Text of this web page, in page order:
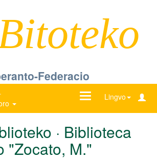
Federacio
Lingvo
Ŝanĝu
· Biblioteca
"Zocato, M."